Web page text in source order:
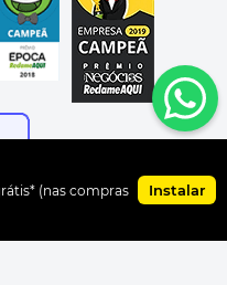
(nas compras
Instalar